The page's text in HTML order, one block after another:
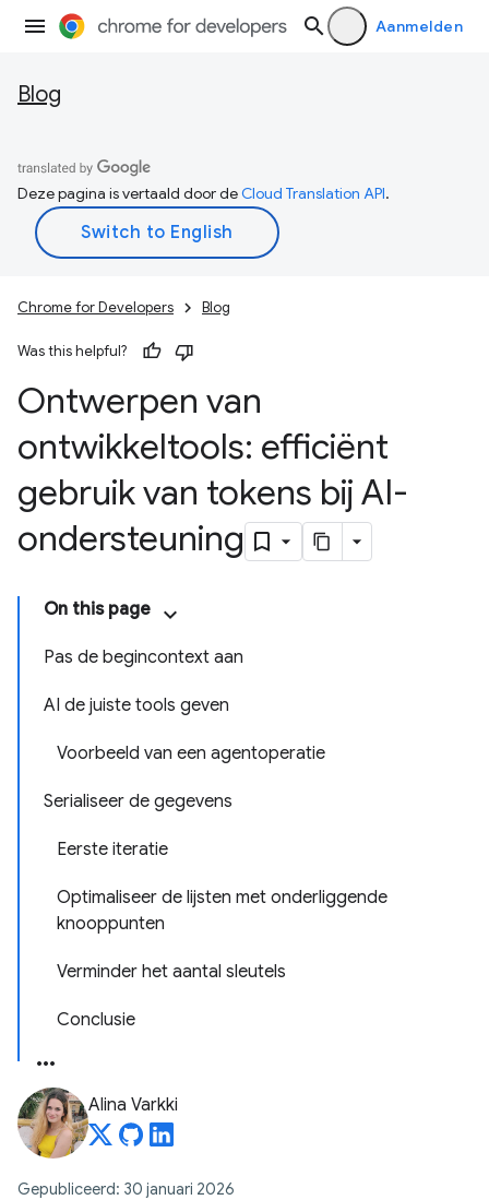
Aanmelden
Blog
Deze pagina is vertaald door deCloud Translation API.
Chrome for Developers Blog
Was this helpful?
Ontwerpen van
ontwikkeltools: efficiënt
gebruik van tokens bij AI-
ondersteuning
On this page
Pas de begincontext aan
AI de juiste tools geven
Voorbeeld van een agentoperatie
Serialiseer de gegevens
Eerste iteratie
Optimaliseer de lijsten met onderliggende
knooppunten
Verminder het aantal sleutels
Conclusie
Alina Varkki
Gepubliceerd: 30 januari 2026